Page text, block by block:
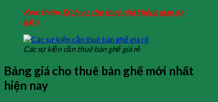
Xem thêm:Dịch vụ cho thuê nhà không gian sự
kiện
Các sự kiện cần thuê bàn ghế giá rẻ
Bảng giá cho thuê bàn ghế mới nhất
hiện nay